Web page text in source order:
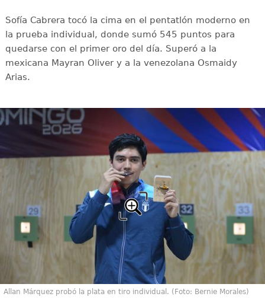
Sofía Cabrera tocó la cima en el pentatlón moderno en
la prueba individual, donde sumó 545 puntos para
quedarse con el primer oro del día. Superó a la
mexicana Mayran Oliver y a la venezolana Osmaidy
Arias.
Allan Márquez probó la plata en tiro individual. (Foto: Bernie Morales)